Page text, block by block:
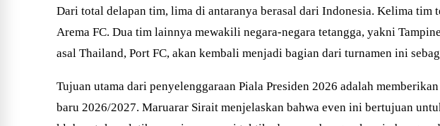
Dari total delapan tim, lima di antaranya berasal dari Indonesia. Kelima tim
Arema FC. Dua tim lainnya mewakili negara-negara tetangga, yakni
asal Thailand, Port FC, akan kembali menjadi bagian dari turnamen ini
Tujuan utama dari penyelenggaraan Piala Presiden 2026 adalah
baru 2026/2027. Maruarar Sirait menjelaskan bahwa even ini bertujuan